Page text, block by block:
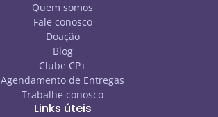
Quem somos
Fale conosco
Doação
Blog
Clube CP+
Agendamento de Entregas
Trabalhe conosco
Links úteis